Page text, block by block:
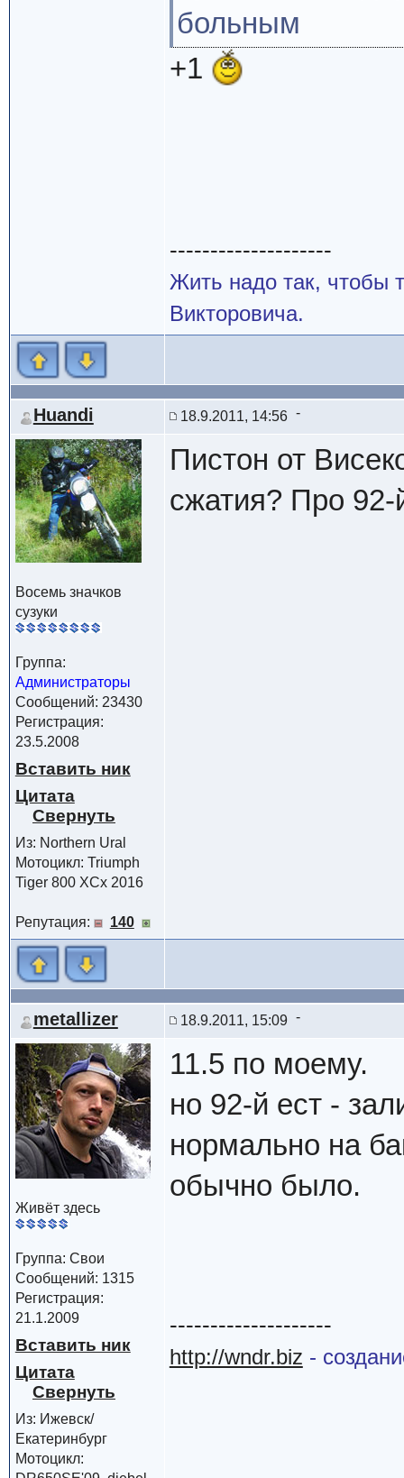
больным
+1
--------------------
Жить надо так, чтобы
Викторовича.
Huandi 18.9.2011, 14:56
Восемь значков
сузуки
Группа:
Администраторы
Сообщений: 23430
Регистрация:
23.5.2008
Вставить ник
Цитата
Из: Northern Ural
Мотоцикл: Triumph
Tiger 800 XCx 2016
Репутация: 140
Пистон от
сжатия? Про
metallizer 18.9.2011, 15:09
Живёт здесь
Группа: Свои
Сообщений: 1315
Регистрация:
21.1.2009
Вставить ник
Цитата
Из: Ижевск/
Екатеринбург
Мотоцикл:
11.5 по моему.
но 92-й ест -
нормально на
обычно было.
--------------------
http://wndr.biz -